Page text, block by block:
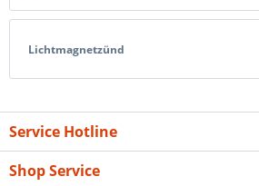
Lichtmagnetzünd
Service Hotline
Shop Service